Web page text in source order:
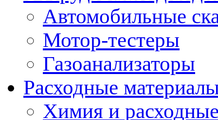
Автомобильные
Мотор-тестеры
Газоанализаторы
Расходные
Химия и